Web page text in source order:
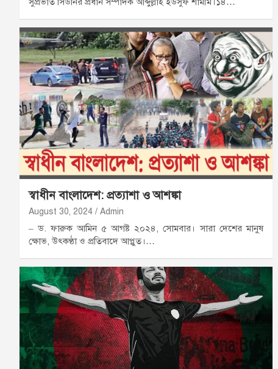
স্বাধীন বাংলাদেশ: প্রত্যাশা ও আশঙ্কা
August 30, 2024 Admin
– ড. ফারুক আমিন ৫ আগষ্ট ২০২৪, সোমবার। সারা দেশের মানুষ
ক্ষোভ, উৎকণ্ঠা ও প্রতিবাদে আপ্লুত।…